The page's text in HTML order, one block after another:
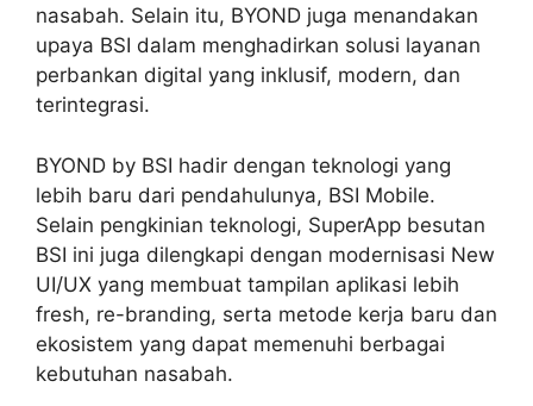
nasabah. Selain itu, BYOND juga menandakan
upaya BSI dalam menghadirkan solusi layanan
perbankan digital yang inklusif, modern, dan
terintegrasi.
BYOND by BSI hadir dengan teknologi yang
lebih baru dari pendahulunya, BSI Mobile.
Selain pengkinian teknologi, SuperApp besutan
BSI ini juga dilengkapi dengan modernisasi New
UI/UX yang membuat tampilan aplikasi lebih
fresh, re-branding, serta metode kerja baru dan
ekosistem yang dapat memenuhi berbagai
kebutuhan nasabah.